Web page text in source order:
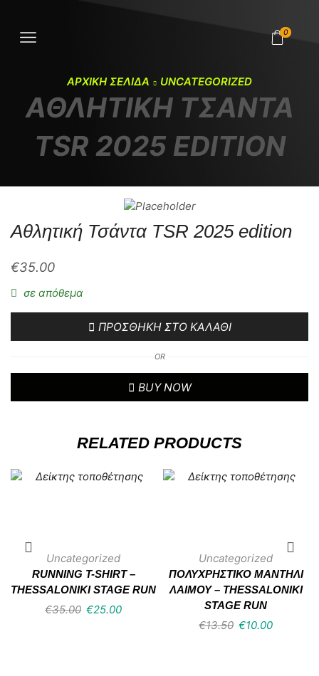
0
ΑΡΧΙΚΉ ΣΕΛΊΔΑ UNCATEGORIZED
ΑΘΛΗΤΙΚΉ ΤΣΆΝΤΑ
TSR 2025 EDITION
Αθλητική Τσάντα TSR 2025 edition
€35.00
σε απόθεμα
ΠΡΟΣΘΉΚΗ ΣΤΟ ΚΑΛΆΘΙ
OR
BUY NOW
RELATED PRODUCTS
Uncategorized
RUNNING T-SHIRT –
THESSALONIKI STAGE RUN
€35.00 €25.00
Uncategorized
ΠΟΛΥΧΡΗΣΤΙΚΌ ΜΑΝΤΉΛΙ
ΛΑΙΜΟΎ – THESSALONIKI
STAGE RUN
€13.50 €10.00